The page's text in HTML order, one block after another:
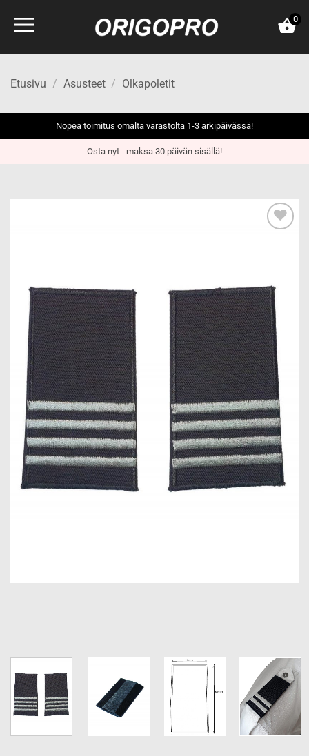
0
Etusivu / Asusteet / Olkapoletit
Nopea toimitus omalta varastolta 1-3 arkipäivässä!
Osta nyt - maksa 30 päivän sisällä!